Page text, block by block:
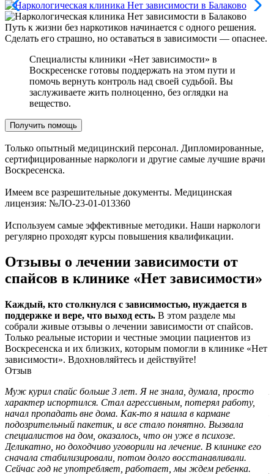
Путь к жизни без наркотиков начинается с одного решения.
Сделать его страшно, но оставаться в зависимости — опаснее.
Специалисты клиники «Нет зависимости» в
Воскресенске готовы поддержать на этом пути и
помочь вернуть контроль над своей судьбой. Вы
заслуживаете жить полноценно, без оглядки на
вещество.
Получить помощь
Только опытный медицинский персонал. Дипломированные,
сертифицированные наркологи и другие самые лучшие врачи
Воскресенска.
Имеем все разрешительные документы. Медицинская
лицензия: №ЛО-23-01-013360
Используем самые эффективные методики. Наши наркологи
регулярно проходят курсы повышения квалификации.
Отзывы о лечении зависимости от
спайсов в клинике «Нет зависимости»
Каждый, кто столкнулся с зависимостью, нуждается в
поддержке и вере, что выход есть. В этом разделе мы
собрали живые отзывы о лечении зависимости от спайсов.
Только реальные истории и честные эмоции пациентов из
Воскресенска и их близких, которым помогли в клинике «Нет
зависимости». Вдохновляйтесь и действуйте!
Отзыв
Муж курил спайс больше 3 лет. Я не знала, думала, просто
характер испортился. Стал агрессивным, потерял работу,
начал пропадать вне дома. Как-то я нашла в кармане
подозрительный пакетик, и все стало понятно. Вызвала
специалистов на дом, оказалось, что он уже в психозе.
Деликатно, но доходчиво уговорили на лечение. В клинике его
сначала стабилизировали, потом долго восстанавливали.
Сейчас год не употребляет, работает, мы ждем ребенка.